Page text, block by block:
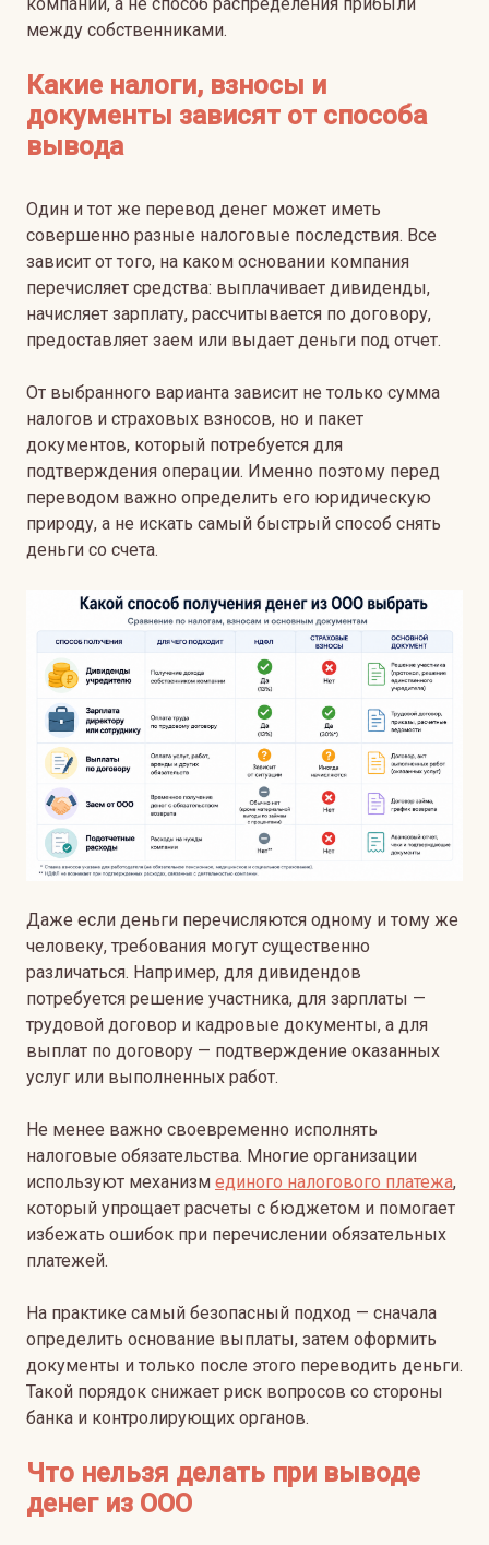
между собственниками.
Какие налоги, взносы и
документы зависят от способа
вывода
Один и тот же перевод денег может иметь
совершенно разные налоговые последствия. Все
зависит от того, на каком основании компания
перечисляет средства: выплачивает дивиденды,
начисляет зарплату, рассчитывается по договору,
предоставляет заем или выдает деньги под отчет.
От выбранного варианта зависит не только сумма
налогов и страховых взносов, но и пакет
документов, который потребуется для
подтверждения операции. Именно поэтому перед
переводом важно определить его юридическую
природу, а не искать самый быстрый способ снять
деньги со счета.
Даже если деньги перечисляются одному и тому же
человеку, требования могут существенно
различаться. Например, для дивидендов
потребуется решение участника, для зарплаты —
трудовой договор и кадровые документы, а для
выплат по договору — подтверждение оказанных
услуг или выполненных работ.
Не менее важно своевременно исполнять
налоговые обязательства. Многие организации
используют механизм единого налогового платежа,
который упрощает расчеты с бюджетом и помогает
избежать ошибок при перечислении обязательных
платежей.
На практике самый безопасный подход — сначала
определить основание выплаты, затем оформить
документы и только после этого переводить деньги.
Такой порядок снижает риск вопросов со стороны
банка и контролирующих органов.
Что нельзя делать при выводе
денег из ООО